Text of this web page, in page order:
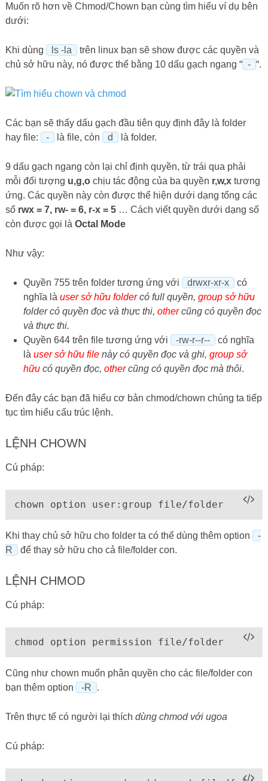
Muốn rõ hơn về Chmod/Chown bạn cùng tìm hiểu ví dụ bên
dưới:
Khi dùng ls -la
trên linux bạn sẽ show được các quyền và
chủ sở hữu này, nó được thể bằng 10 dấu gạch ngang “ - “.
Các bạn sẽ thấy dấu gạch đầu tiên quy định đây là folder
hay file:
- là file, còn d là folder.
9 dấu gạch ngang còn lại chỉ định quyền, từ trái qua phải
mỗi đối tượng u,g,ochịu tác động của ba quyền r,w,xtương
ứng. Các quyền này còn được thể hiện dưới dạng tổng các
số rwx = 7, rw- = 6, r-x = 5… Cách viết quyền dưới dạng số
còn được gọi là Octal Mode
Như vậy:
Quyền 755 trên folder tương ứng với drwxr-xr-x
có
nghĩa làuser sở hữu foldercó full quyền,group sở hữu
folder có quyền đọc và thực thi,othercũng có quyền đọc
và thực thi.
Quyền 644 trên file tương ứng với
-rw-r--r--
có nghĩa
làuser sở hữu file này có quyền đọc và ghi,group sở
hữu có quyền đọc,othercũng có quyền đọc mà thôi.
Đến đây các bạn đã hiểu cơ bản chmod/chown chúng ta tiếp
tục tìm hiểu cấu trúc lệnh.
LỆNH CHOWN
Cú pháp:
chown option user:group file/folder
Khi thay chủ sở hữu cho folder ta có thể dùng thêm option
-
R
để thay sở hữu cho cả file/folder con.
LỆNH CHMOD
Cú pháp:
chmod option permission file/folder
Cũng như chown muốn phân quyền cho các file/folder con
bạn thêm option
-R .
Trên thực tế có người lại thích dùng chmod với ugoa
Cú pháp: